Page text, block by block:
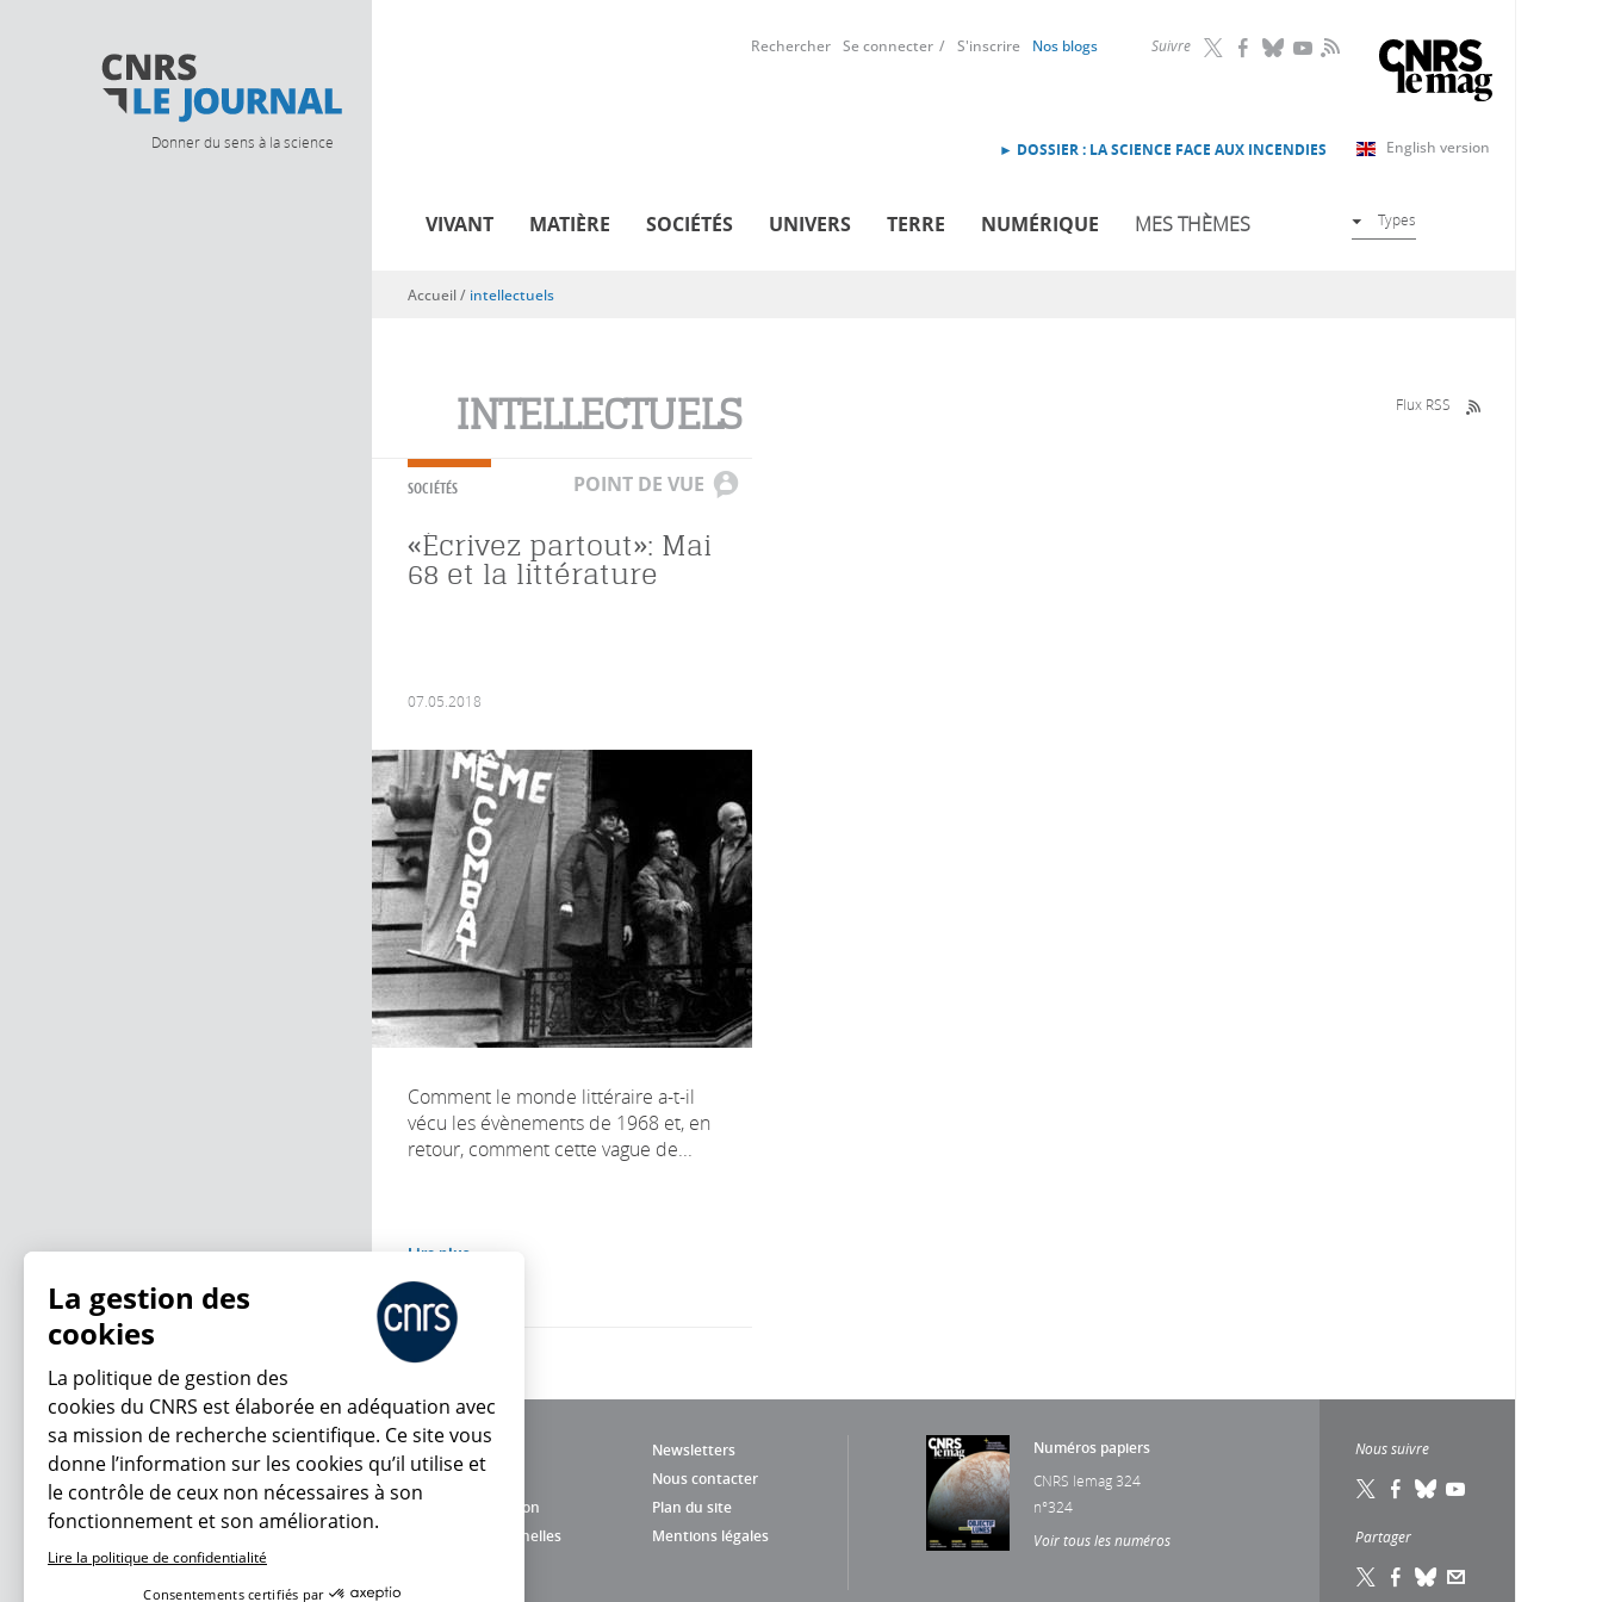
Donner du sens à la science
Suivre RSS
Rechercher Se connecter S'inscrire Nos blogs
English version
► DOSSIER : LA SCIENCE FACE AUX INCENDIES
VIVANT MATIÈRE SOCIÉTÉS UNIVERS TERRE NUMÉRIQUE MES THÈMES Types
Vous êtes ici
Accueil/ intellectuels
INTELLECTUELS Flux RSS
SOCIÉTÉS POINT DE VUE
«Écrivez partout»: Mai
68 et la littérature
07.05.2018
Comment le monde littéraire a-t-il
vécu les évènements de 1968 et, en
retour, comment cette vague de...
Lire plus
Newsletters
Nous contacter
Charte d'utilisation
Plan du site
Données personnelles
Mentions légales
Numéros papiers
CNRS lemag 324
n°324
Voir tous les numéros
Nous suivre
Partager
En ce moment
La gestion des
cookies
La politique de gestion des
cookies du CNRS est élaborée en adéquation avec
sa mission de recherche scientifique. Ce site vous
donne l’information sur les cookies qu’il utilise et
le contrôle de ceux non nécessaires à son
fonctionnement et son amélioration.
Lire la politique de confidentialité
Consentements certifiés par